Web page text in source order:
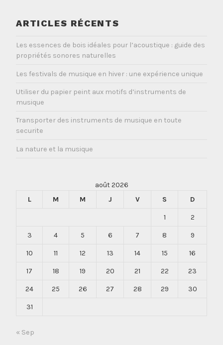
ARTICLES RÉCENTS
Les essences de bois idéales pour l’acoustique : guide des
propriétés sonores naturelles
Les festivals de musique en hiver : une expérience unique
Utiliser du papier peint aux motifs d’instruments de
musique
Transporter des instruments de musique en toute
securite
La nature et la musique
août 2026
L
M M J V S D
1 2
3 4 5 6 7 8 9
10 11 12 13 14 15 16
17 18 19 20 21 22 23
24 25 26 27 28 29 30
31
« Sep